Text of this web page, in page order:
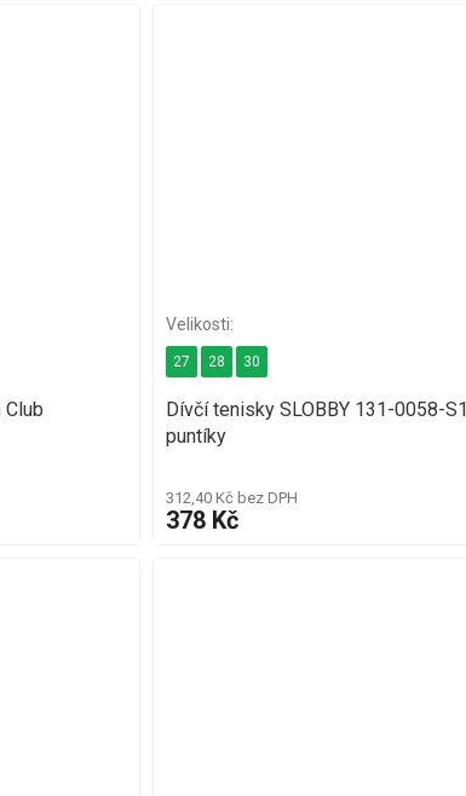
Dívčí tenisky SLOBBY 131-0058-S1
puntíky
312,40 Kč bez DPH
378 Kč
27 28 30